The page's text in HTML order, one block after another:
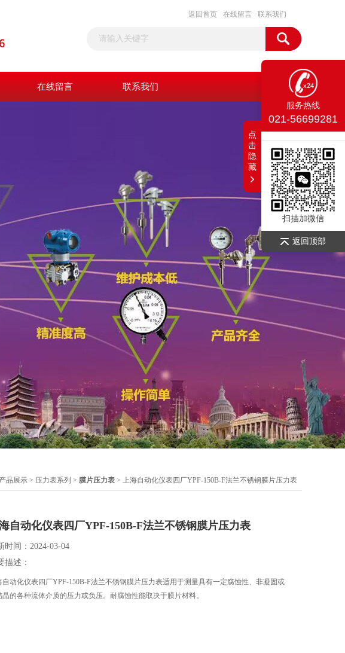
返回首页 在线留言 联系我们
在线留言 联系我们
产品展示 > 压力表系列 > 膜片压力表 > 上海自动化仪表四厂YPF-150B-F法兰不锈钢膜片压力表
自动化仪表四厂YPF-150B-F法兰不锈钢膜片压力表
时间：2024-03-04
描述：
自动化仪表四厂YPF-150B-F法兰不锈钢膜片压力表适用于测量具有一定腐蚀性、非凝固或
晶的各种流体介质的压力或负压。耐腐蚀性能取决于膜片材料。
服务热线
021-56699281
扫描加微信
返回顶部
点
击
隐
藏